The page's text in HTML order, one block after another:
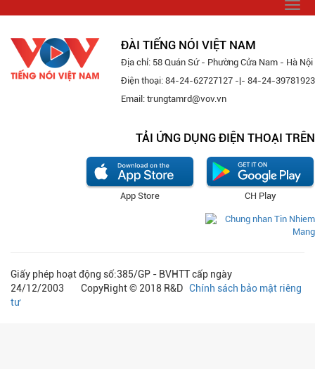
ĐÀI TIẾNG NÓI VIỆT NAM
Địa chỉ: 58 Quán Sứ - Phường Cửa Nam - Hà Nội
Điện thoại: 84-24-62727127 -|- 84-24-39781923
Email: trungtamrd@vov.vn
TẢI ỨNG DỤNG ĐIỆN THOẠI TRÊN
CH Play
App Store
Giấy phép hoạt động số:385/GP - BVHTT cấp ngày
24/12/2003 CopyRight © 2018 R&D Chính sách bảo mật riêng
tư